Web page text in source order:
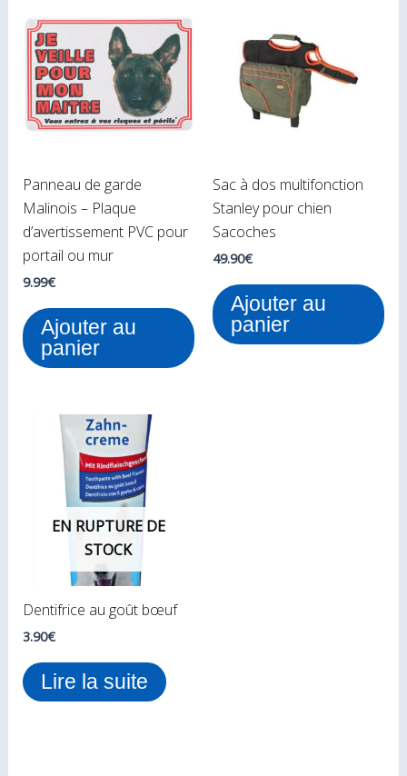
Panneau de garde
Malinois – Plaque
d’avertissement PVC pour
portail ou mur
9.99€
Ajouter au
panier
Sac à dos multifonction
Stanley pour chien
Sacoches
49.90€
Ajouter au
panier
EN RUPTURE DE
STOCK
Dentifrice au goût bœuf
3.90€
Lire la suite